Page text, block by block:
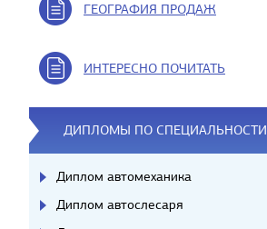
ГЕОГРАФИЯ ПРОДАЖ
ИНТЕРЕСНО ПОЧИТАТЬ
ДИПЛОМЫ ПО СПЕЦИАЛЬНОСТИ
Диплом автомеханика
Диплом автослесаря